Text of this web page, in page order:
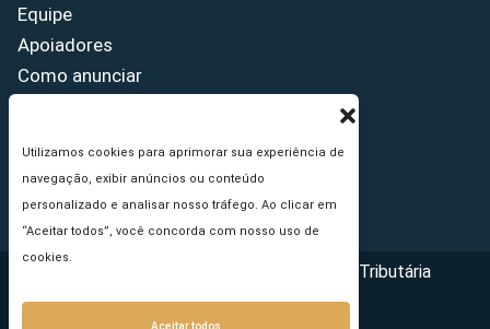
Utilizamos cookies para aprimorar sua experiência de
navegação, exibir anúncios ou conteúdo
personalizado e analisar nosso tráfego. Ao clicar em
“Aceitar todos”, você concorda com nosso uso de
cookies.
Aceitar todos
Equipe
Apoiadores
Como anunciar
Princípios Editoriais
Copyright © 2026 - Portal da Reforma Tributária